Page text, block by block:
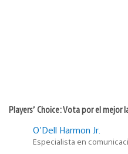
Players’ Choice: Vota por el
O'Dell Harmon Jr.
Especialista en